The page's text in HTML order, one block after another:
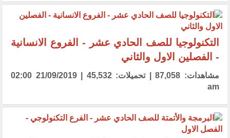
التكنولوجيا للصف الحادي عشر - الفروع الانسانية
- الفصلين الاول والثاني
مشاهدات: 87,058 | تحميلات: 45,532 | 21/09/2019 02:00
am